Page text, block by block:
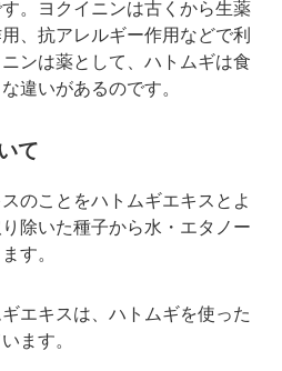
。ヨクイニンは古くから生薬
、抗アレルギー作用などで利
ンは薬として、ハトムギは食
違いがあるのです。
て
のことをハトムギエキスとよ
除いた種子から水・エタノー
す。
エキスは、ハトムギを使った
ます。